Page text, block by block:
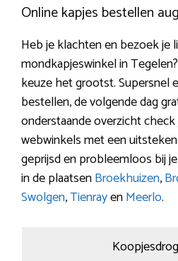
Online kapjes bestellen
Heb je klachten en bezoek je
mondkapjeswinkel in
keuze het grootst. Supersnel
bestellen, de volgende dag
onderstaande overzicht
webwinkels met een
geprijsd en probleemloos bij
in de plaatsenBroekhuizen,
Swolgen,TienrayenMeerlo.